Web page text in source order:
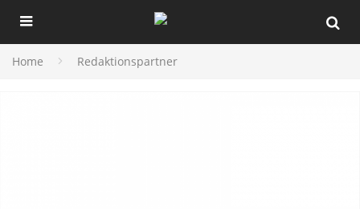
Home Redaktionspartner